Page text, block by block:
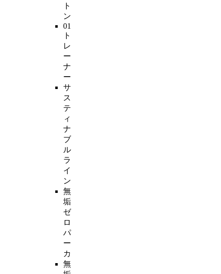
ト
ン
01
ト
レ
ー
ナ
ー
サ
ス
テ
ィ
ナ
ブ
ル
ラ
イ
ン
無
垢
ゼ
ロ
パ
ー
カ
無